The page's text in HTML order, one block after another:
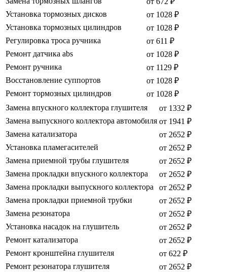
Установка тормозных дисков
от 1028 ₽
Установка тормозных цилиндров
от 1028 ₽
Регулировка троса ручника
от 611 ₽
Ремонт датчика abs
от 1028 ₽
Ремонт ручника
от 1129 ₽
Восстановление суппортов
от 1028 ₽
Ремонт тормозных цилиндров
от 1028 ₽
Замена впускного коллектора глушителя
от 1332 ₽
Замена выпускного коллектора автомобиля от 1941 ₽
Замена катализатора
от 2652 ₽
Установка пламегасителей
от 2652 ₽
Замена приемной трубы глушителя
от 2652 ₽
Замена прокладки впускного коллектора
от 2652 ₽
Замена прокладки выпускного коллектора
от 2652 ₽
Замена прокладки приемной трубки
от 2652 ₽
Замена резонатора
от 2652 ₽
Установка насадок на глушитель
от 2652 ₽
Ремонт катализатора
от 2652 ₽
Ремонт кронштейна глушителя
от 622 ₽
Ремонт резонатора глушителя
от 2652 ₽